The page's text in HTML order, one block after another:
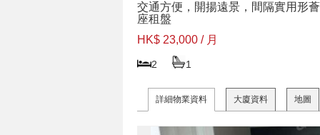
交通方便，開揚遠景，間隔實用形
座租盤
HK$ 23,000 / 月
2 1
詳細物業資料 大廈資料 地圖